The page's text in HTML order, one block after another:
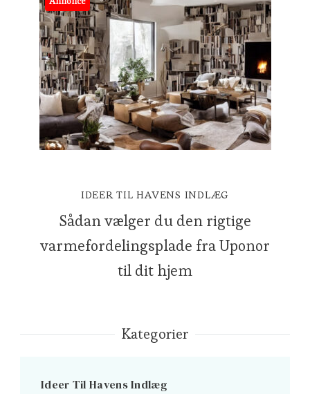
IDEER TIL HAVENS INDLÆG
Sådan vælger du den rigtige
varmefordelingsplade fra Uponor
til dit hjem
Kategorier
Ideer Til Havens Indlæg